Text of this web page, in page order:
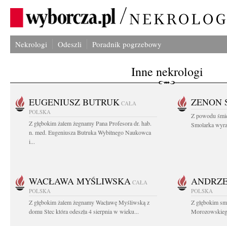
Nekrologi Odeszli Poradnik pogrzebowy
Inne nekrologi
EUGENIUSZ BUTRUK CAŁA
POLSKA
Z głębokim żalem żegnamy Pana Profesora dr. hab.
n. med. Eugeniusza Butruka Wybitnego Naukowca
i...
ZENON
Z powodu
Smolarka
WACŁAWA MYŚLIWSKA CAŁA
POLSKA
Z głębokim żalem żegnamy Wacławę Myśliwską z
domu Stec która odeszła 4 sierpnia w wieku...
POLSKA
Z głębokim